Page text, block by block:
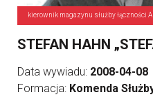
kierownik magazynu służby łączności
STEFAN HAHN
Data wywiadu: 2008-04-08
Formacja: Komenda